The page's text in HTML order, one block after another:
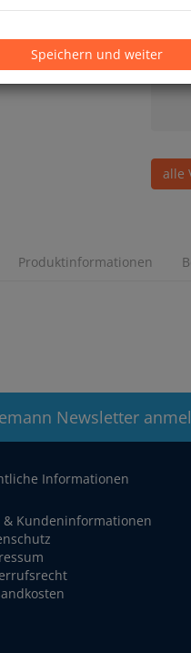
alle
Produktinformationen
Newsletter
Informationen
& Kundeninformationen
Speichern und weiter